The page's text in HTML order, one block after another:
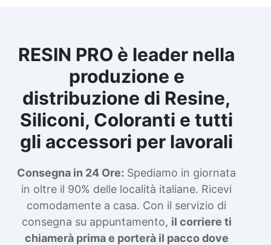
RESIN PRO è leader nella
produzione e
distribuzione di Resine,
Siliconi, Coloranti e tutti
gli accessori per lavorali
Consegna in 24 Ore: Spediamo in giornata
in oltre il 90% delle località italiane. Ricevi
comodamente a casa. Con il servizio di
consegna su appuntamento, il corriere ti
chiamerà prima e porterà il pacco dove